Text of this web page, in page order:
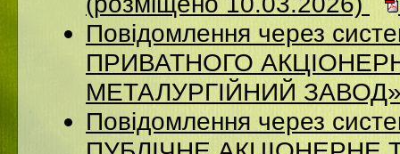
Повідомлення через
ПРИВАТНОГО
МЕТАЛУРГІЙНИЙ ЗАВОД»
Повідомлення через